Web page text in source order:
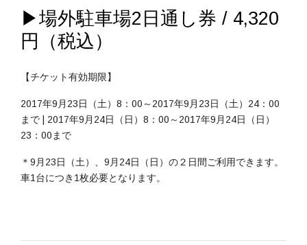
▶場外駐車場2日通し券 / 4,320
円（税込）
【チケット有効期限】
2017年9月23日（土）8：00～2017年9月23日（土）24：00
まで | 2017年9月24日（日）8：00～2017年9月24日（日）
23：00まで
＊9月23日（土）、9月24日（日）の２日間ご利用できます。
車1台につき1枚必要となります。